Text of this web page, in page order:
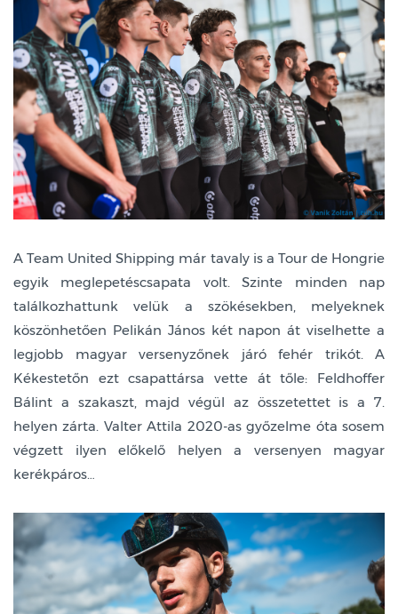
A Team United Shipping már tavaly is a Tour de Hongrie
egyik meglepetéscsapata volt. Szinte minden nap
találkozhattunk velük a szökésekben, melyeknek
köszönhetően Pelikán János két napon át viselhette a
legjobb magyar versenyzőnek járó fehér trikót. A
Kékestetőn ezt csapattársa vette át tőle: Feldhoffer
Bálint a szakaszt, majd végül az összetettet is a 7.
helyen zárta. Valter Attila 2020-as győzelme óta sosem
végzett ilyen előkelő helyen a versenyen magyar
kerékpáros…